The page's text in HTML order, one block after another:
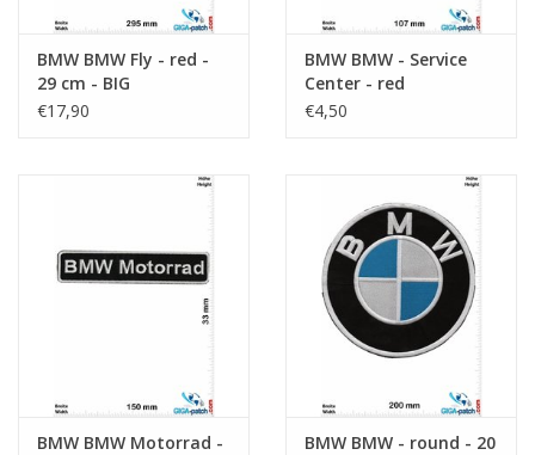
BMW BMW Fly - red -
29 cm - BIG
€17,90
BMW BMW - Service
Center - red
€4,50
BMW BMW Motorrad - BMW BMW - round - 20